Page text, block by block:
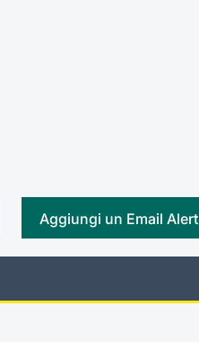
Aggiungi un Email Alert